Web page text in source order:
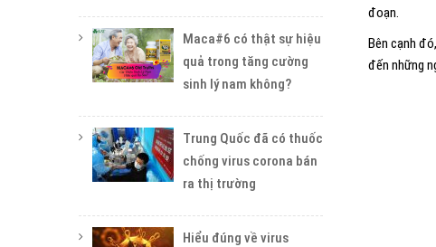
Maca#6 có thật sự hiệu
quả trong tăng cường
sinh lý nam không?
Trung Quốc đã có thuốc
chống virus corona bán
ra thị trường
Hiểu đúng về virus
đoạn.
Bên cạnh
đến những